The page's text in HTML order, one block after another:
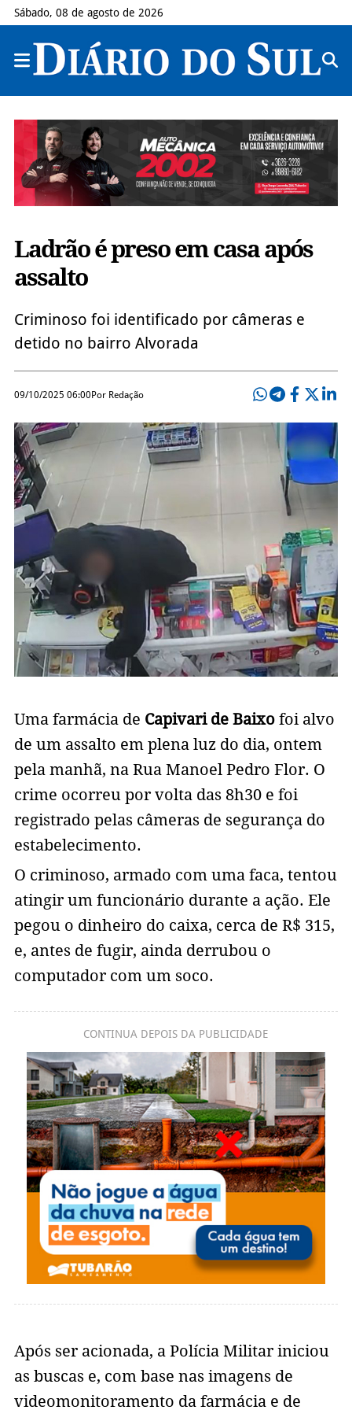
Sábado, 08 de agosto de 2026
Ladrão é preso em casa após
assalto
Criminoso foi identificado por câmeras e
detido no bairro Alvorada
09/10/2025 06:00Por Redação
Uma farmácia de Capivari de Baixofoi alvo
de um assalto em plena luz do dia, ontem
pela manhã, na Rua Manoel Pedro Flor. O
crime ocorreu por volta das 8h30 e foi
registrado pelas câmeras de segurança do
estabelecimento.
O criminoso, armado com uma faca, tentou
atingir um funcionário durante a ação. Ele
pegou o dinheiro do caixa, cerca de R$ 315,
e, antes de fugir, ainda derrubou o
computador com um soco.
CONTINUA DEPOIS DA PUBLICIDADE
Após ser acionada, a Polícia Militar iniciou
as buscas e, com base nas imagens de
videomonitoramento da farmácia e de